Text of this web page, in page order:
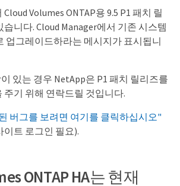
Volumes ONTAP용 9.5 P1 패치 릴
니다. Cloud Manager에서 기존 시스템
업그레이드하라는 메시지가 표시됩니
있는 경우 NetApp은 P1 패치 릴리즈를
주기 위해 연락드릴 것입니다.
버그를 보려면 여기를 클릭하십시오"
트 로그인 필요).
ONTAP HA는 현재